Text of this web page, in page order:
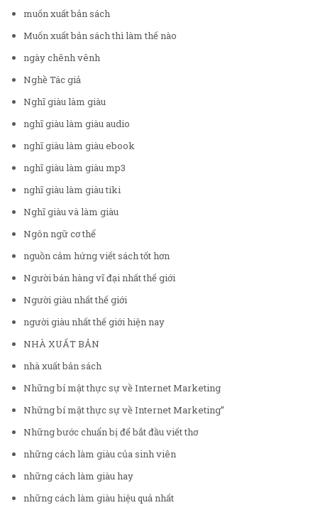
muốn xuất bản sách
Muốn xuất bản sách thì làm thế nào
ngày chênh vênh
Nghề Tác giả
Nghĩ giàu làm giàu
nghĩ giàu làm giàu audio
nghĩ giàu làm giàu ebook
nghĩ giàu làm giàu mp3
nghĩ giàu làm giàu tiki
Nghĩ giàu và làm giàu
Ngôn ngữ cơ thể
nguồn cảm hứng viết sách tốt hơn
Người bán hàng vĩ đại nhất thế giới
Người giàu nhất thế giới
người giàu nhất thế giới hiện nay
NHÀ XUẤT BẢN
nhà xuất bản sách
Những bí mật thực sự về Internet Marketing
Những bí mật thực sự về Internet Marketing”
Những bước chuẩn bị để bắt đầu viết thơ
những cách làm giàu của sinh viên
những cách làm giàu hay
những cách làm giàu hiệu quả nhất